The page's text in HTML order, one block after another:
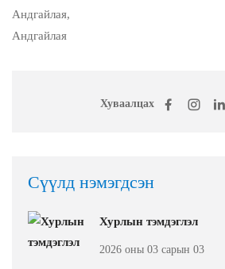
Андгайлая,
Андгайлая
Хуваалцах
Сүүлд нэмэгдсэн
Хурлын тэмдэглэл
2026 оны 03 сарын 03